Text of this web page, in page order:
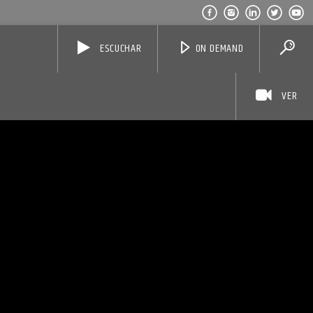
ON DEMAND
ESCUCHAR
VER